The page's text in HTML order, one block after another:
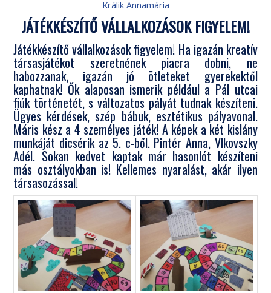
Králik Annamária
JÁTÉKKÉSZÍTŐ VÁLLALKOZÁSOK FIGYELEM!
Játékkészítő vállalkozások figyelem! Ha igazán kreatív
társasjátékot szeretnének piacra dobni, ne
habozzanak, igazán jó ötleteket gyerekektől
kaphatnak! Ők alaposan ismerik például a Pál utcai
fiúk történetét, s változatos pályát tudnak készíteni.
Ügyes kérdések, szép bábuk, esztétikus pályavonal.
Máris kész a 4 személyes játék! A képek a két kislány
munkáját dicsérik az 5. c-ből. Pintér Anna, Vlkovszky
Adél. Sokan kedvet kaptak már hasonlót készíteni
más osztályokban is! Kellemes nyaralást, akár ilyen
társasozással!